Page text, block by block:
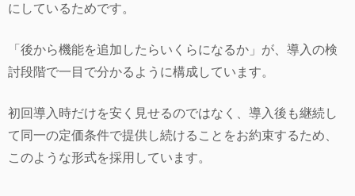
にしているためです。
「後から機能を追加したらいくらになるか」が、導入の検
討段階で一目で分かるように構成しています。
初回導入時だけを安く見せるのではなく、導入後も継続し
て同一の定価条件で提供し続けることをお約束するため、
このような形式を採用しています。